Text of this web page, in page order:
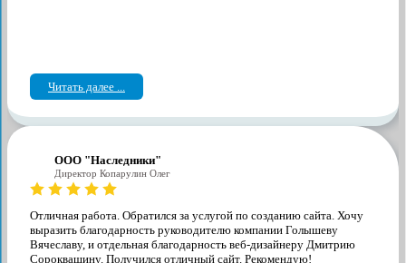
Читать далее ...
ООО "Наследники"
Директор Копарулин Олег
Отличная работа. Обратился за услугой по созданию сайта. Хочу
выразить благодарность руководителю компании Голышеву
Вячеславу, и отдельная благодарность веб-дизайнеру Дмитрию
Сороквашину. Получился отличный сайт. Рекомендую!